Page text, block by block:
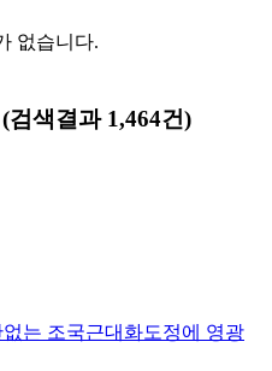
없습니다.
(검색결과 1,464건)
는 조국근대화도정에 영광